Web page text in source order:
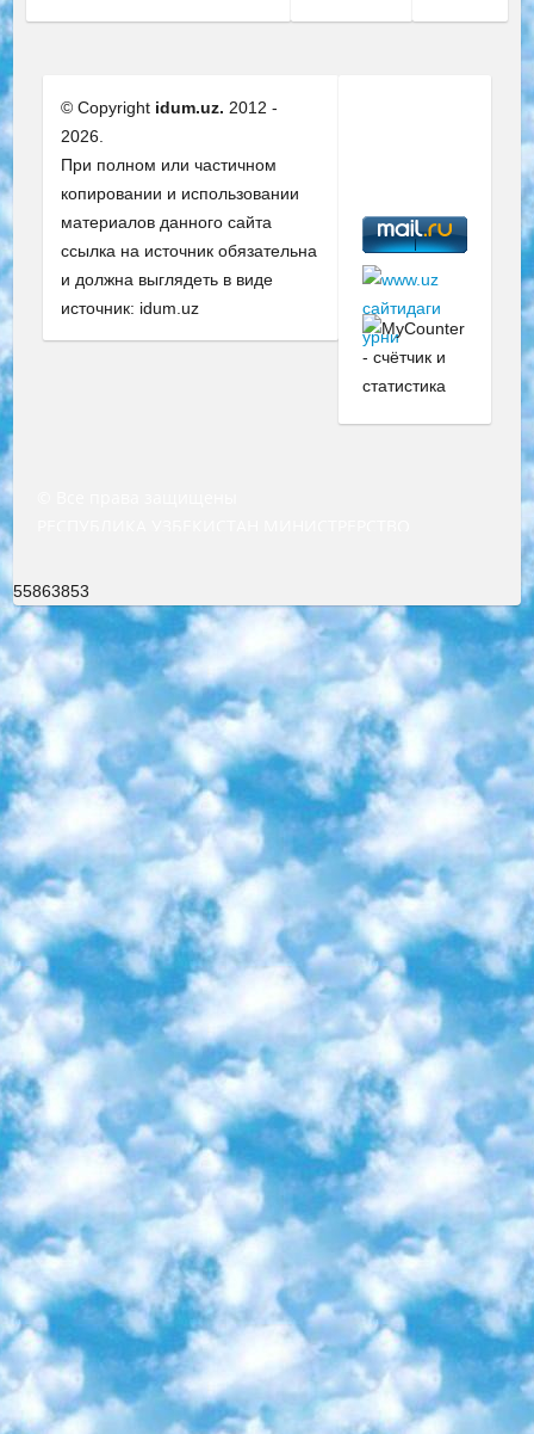
© Copyright idum.uz. 2012 -
2026.
При полном или частичном
копировании и использовании
материалов данного сайта
ссылка на источник обязательна
и должна выглядеть в виде
источник: idum.uz
55863853